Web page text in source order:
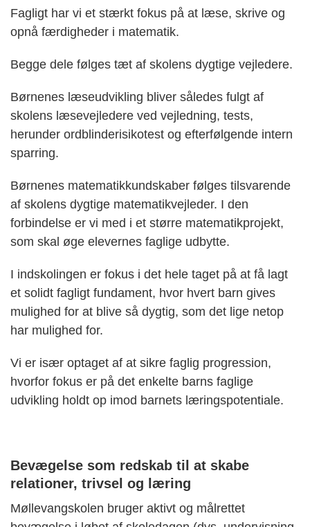
Fagligt har vi et stærkt fokus på at læse, skrive og
opnå færdigheder i matematik.
Begge dele følges tæt af skolens dygtige vejledere.
Børnenes læseudvikling bliver således fulgt af
skolens læsevejledere ved vejledning, tests,
herunder ordblinderisikotest og efterfølgende intern
sparring.
Børnenes matematikkundskaber følges tilsvarende
af skolens dygtige matematikvejleder. I den
forbindelse er vi med i et større matematikprojekt,
som skal øge elevernes faglige udbytte.
I indskolingen er fokus i det hele taget på at få lagt
et solidt fagligt fundament, hvor hvert barn gives
mulighed for at blive så dygtig, som det lige netop
har mulighed for.
Vi er især optaget af at sikre faglig progression,
hvorfor fokus er på det enkelte barns faglige
udvikling holdt op imod barnets læringspotentiale.
Bevægelse som redskab til at skabe
relationer, trivsel og læring
Møllevangskolen bruger aktivt og målrettet